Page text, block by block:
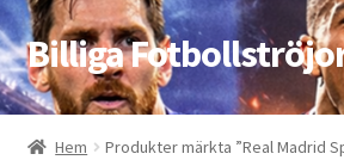
Hoppa
till
navigering
Hoppa
till
innehåll
Billiga
Hem
Hem
Produkter märkta ”Real Madrid